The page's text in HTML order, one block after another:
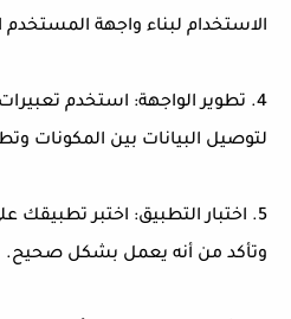
الاستخدام لبناء واجهة
لتوصيل البيانات بين المكونات
5. اختبار التطبيق: اختبر
وتأكد من أنه يعمل بشكل صحيح.